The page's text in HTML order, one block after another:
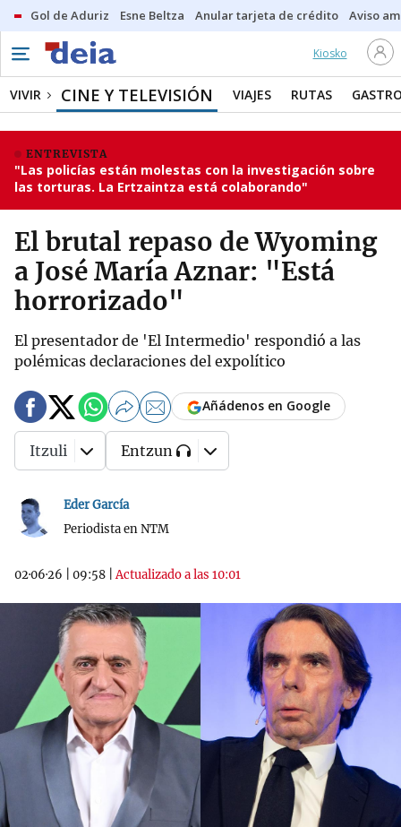
Gol de Aduriz Esne Beltza Anular tarjeta de crédito Aviso
Kiosko
VIVIR CINE Y TELEVISIÓN VIAJES RUTAS
ENTREVISTA
"Las policías están molestas con la investigación sobre
las torturas. La Ertzaintza está colaborando"
El brutal repaso de Wyoming
a José María Aznar: "Está
horrorizado"
El presentador de 'El Intermedio' respondió a las
polémicas declaraciones del expolítico
Eder García
Periodista en NTM
02·06·26 09:58 |Actualizado a las 10:01
Añádenos en Google
Itzuli Entzun